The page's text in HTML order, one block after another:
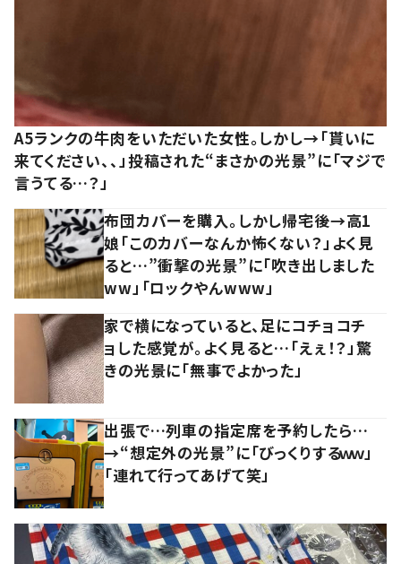
A5ランクの牛肉をいただいた女性。しかし→「貰いに
来てください、、」投稿された“まさかの光景”に「マジで
言うてる…？」
布団カバーを購入。しかし帰宅後→高1
娘「このカバーなんか怖くない？」よく見
ると…”衝撃の光景”に「吹き出しました
ww」「ロックやんwww」
家で横になっていると、足にコチョコチ
ョした感覚が。よく見ると…「えぇ！？」驚
きの光景に「無事でよかった」
出張で…列車の指定席を予約したら…
→“想定外の光景”に「びっくりするｗｗ」
「連れて行ってあげて笑」